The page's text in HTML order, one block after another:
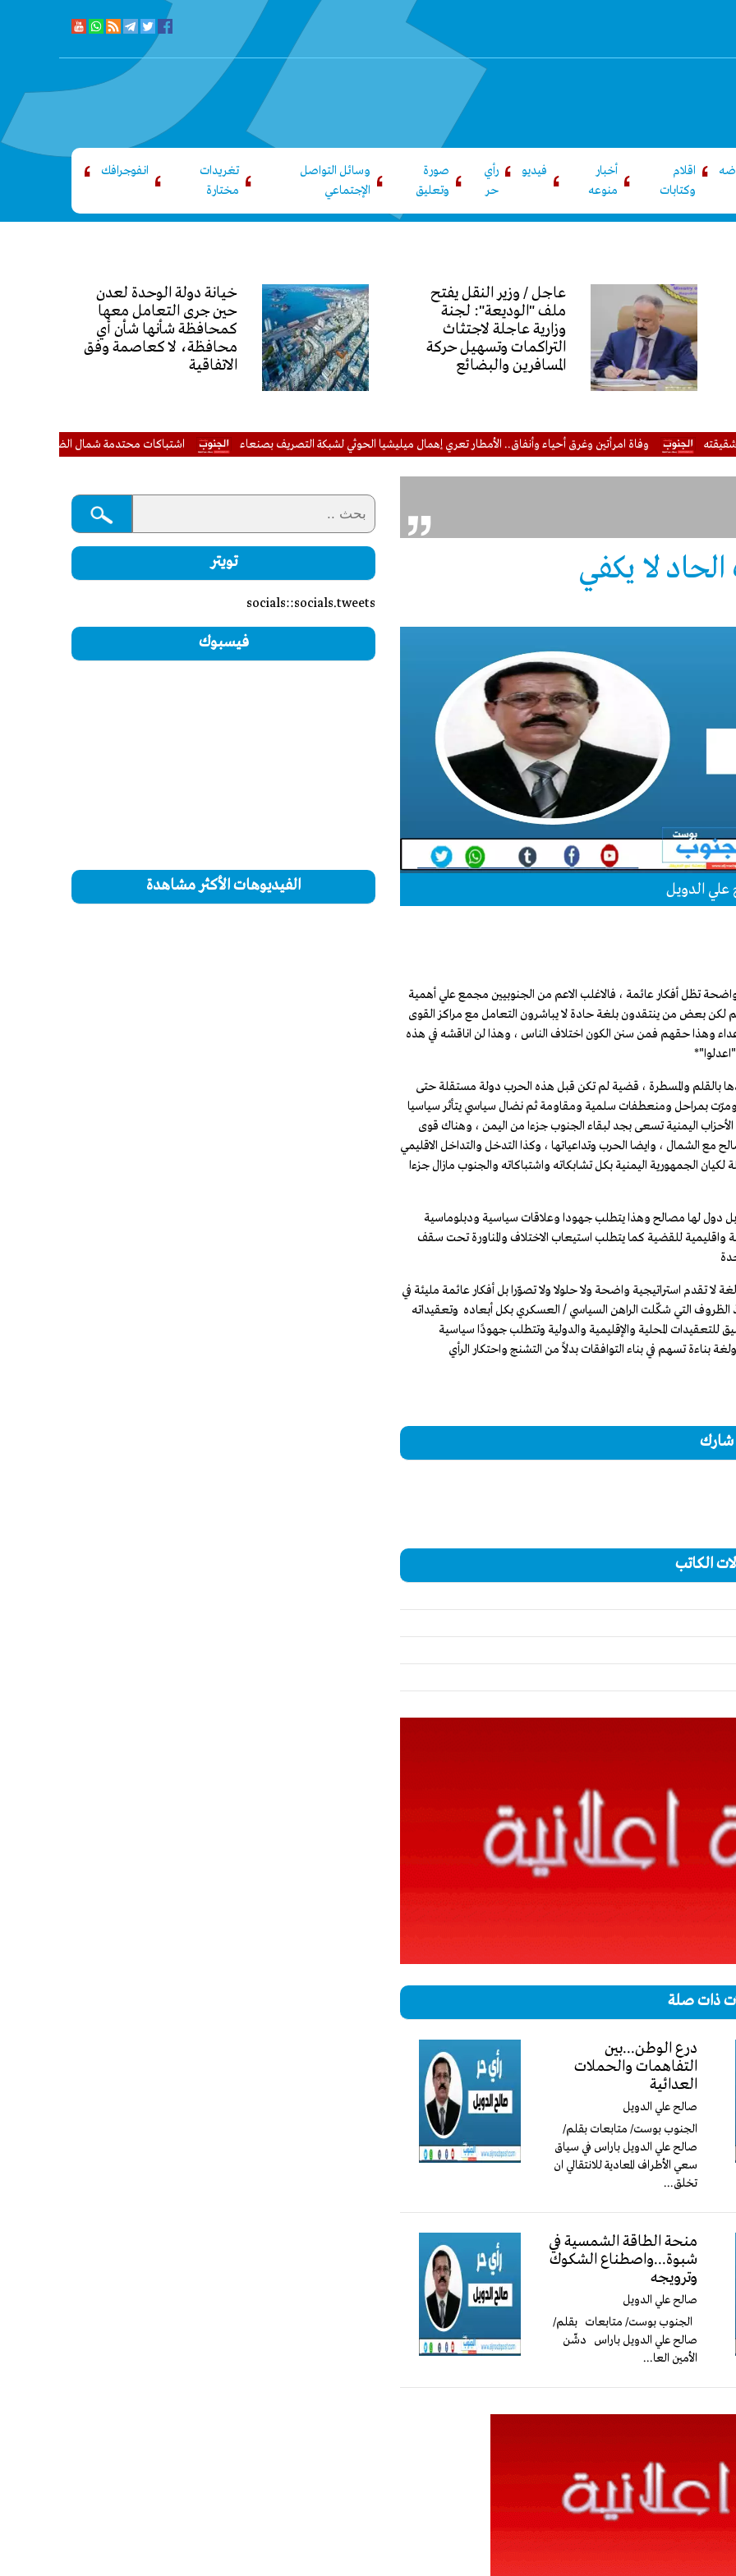
اقلام
وكتابات
أخبار
منوعه
فيديو
رأي
حر
صورة
وتعليق
وسائل التواصل
الإجتماعي
تغريدات
مختارة
انفوجرافك
عاجل / وزير النقل يفتح
ملف "الوديعة": لجنة
وزارية عاجلة لاجتثاث
التراكمات وتسهيل حركة
المسافرين والبضائع
خيانة دولة الوحدة لعدن
حين جرى التعامل معها
كمحافظة شأنها شأن أي
محافظة، لا كعاصمة وفق
الاتفاقية
وفاة امرأتين وغرق أحياء وأنفاق.. الأمطار تعري إهمال ميليشيا الحوثي لشبكة التصريف بصنعاء اشتباكات محتدمة شمال الضالع.. القوات المشتركة
لا يكفي
الدويل
تظل أفكار عائمة ، فالاغلب الاعم من الجنوبيين مجمع علي أهمية
بعض من ينتقدون بلغة حادة لا يباشرون التعامل مع مراكز القوى
عداء وهذا حقهم فمن سنن الكون اختلاف الناس ، وهذا لن اناقشه في هذه
بالقلم والمسطرة ، قضية لم تكن قبل هذه الحرب دولة مستقلة حتى
ومرّت بمراحل ومنعطفات سلمية ومقاومة ثم نضال سياسي يتأثر سياسيا
اليمنية تسعى بجد لبقاء الجنوب جزءا من اليمن ، وهناك قوى
الشمال ، وايضا الحرب وتداعياتها ، وكذا التدخل والتداخل الاقليمي
الجمهورية اليمنية بكل تشابكاته واشتباكاته والجنوب مازال جزءا
دول لها مصالح وهذا يتطلب جهودا وعلاقات سياسية ودبلوماسية
للقضية كما يتطلب استيعاب الاختلاف والمناورة تحت سقف
استراتيجية واضحة ولا حلولا ولا تصوّرا بل أفكار عائمة مليئة في
الظروف التي شكّلت الراهن السياسي / العسكري بكل أبعاده وتعقيداته
للتعقيدات المحلية والإقليمية والدولية وتتطلب جهودًا سياسية
تسهم في بناء التوافقات بدلاً من التشنج واحتكار الرأي
شارك
الكاتب
ذات صلة
درع الوطن...بين
التفاهمات والحملات
العدائية
صالح علي الدويل
الجنوب بوست/ متابعات بقلم/
صالح علي الدويل باراس في سياق
سعي الأطراف المعادية للانتقالي ان
تخلق...
منحة الطاقة الشمسية في
شبوة...واصطناع الشكوك
وترويجه
صالح علي الدويل
الجنوب بوست/ متابعات بقلم/
صالح علي الدويل باراس دشّن
الأمين العا...
تويتر
socials::socials.tweets
فيسبوك
الفيديوهات الأكثر مشاهدة